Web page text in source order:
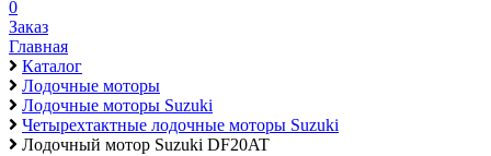
0
Заказ
Главная
Каталог
Лодочные моторы
Лодочные моторы Suzuki
Четырехтактные лодочные моторы Suzuki
Лодочный мотор Suzuki DF20AT